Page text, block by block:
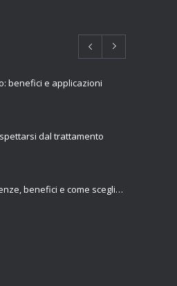
benefici e applicazioni
dal trattamento
Botox o filler: differenze, benefici e come scegliere il trattamento più adatto